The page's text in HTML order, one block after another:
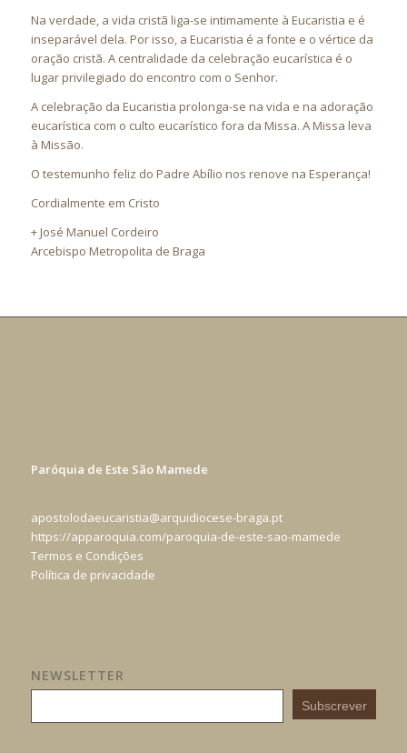
Na verdade, a vida cristã liga-se intimamente à Eucaristia e é
inseparável dela. Por isso, a Eucaristia é a fonte e o vértice da
oração cristã. A centralidade da celebração eucarística é o
lugar privilegiado do encontro com o Senhor.
A celebração da Eucaristia prolonga-se na vida e na adoração
eucarística com o culto eucarístico fora da Missa. A Missa leva
à Missão.
O testemunho feliz do Padre Abílio nos renove na Esperança!
Cordialmente em Cristo
+ José Manuel Cordeiro
Arcebispo Metropolita de Braga
Paróquia de Este São Mamede
apostolodaeucaristia@arquidiocese-braga.pt
https://apparoquia.com/paroquia-de-este-sao-mamede
Termos e Condições
Política de privacidade
NEWSLETTER